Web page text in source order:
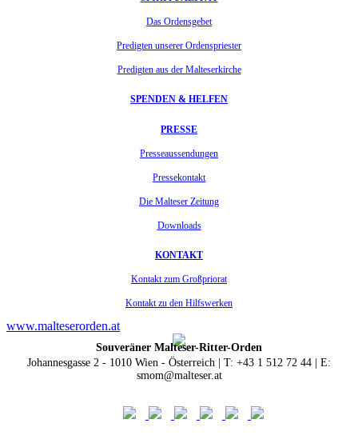
Das Ordensgebet
Predigten unserer Ordenspriester
Predigten aus der Malteserkirche
SPENDEN & HELFEN
PRESSE
Presseaussendungen
Pressekontakt
Die Malteser Zeitung
Downloads
KONTAKT
Kontakt zum Großpriorat
Kontakt zu den Hilfswerken
www.malteserorden.at
Souveräner Malteser-Ritter-Orden
Johannesgasse 2 - 1010 Wien - Österreich | T: +43 1 512 72 44 | E:
smom@malteser.at